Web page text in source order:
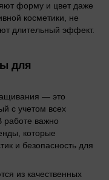
форму и цвет даже
косметики, не
длительный эффект.
для
— это
с учетом всех
работе важно
которые
и безопасность для
из качественных